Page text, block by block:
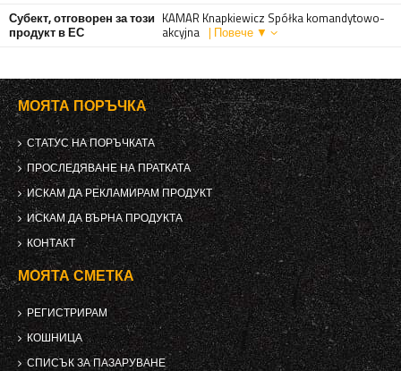
Субект, отговорен за този
продукт в ЕС
KAMAR Knapkiewicz Spółka komandytowo-
akcyjna | Повече ▼
МОЯТА ПОРЪЧКА
СТАТУС НА ПОРЪЧКАТА
ПРОСЛЕДЯВАНЕ НА ПРАТКАТА
ИСКАМ ДА РЕКЛАМИРАМ ПРОДУКТ
ИСКАМ ДА ВЪРНА ПРОДУКТА
КОНТАКТ
МОЯТА СМЕТКА
РЕГИСТРИРАМ
КОШНИЦА
СПИСЪК ЗА ПАЗАРУВАНЕ